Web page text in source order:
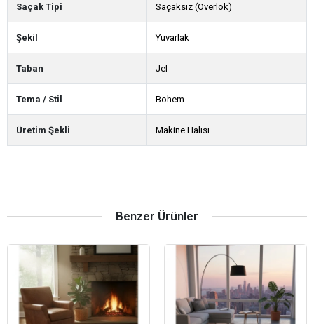
Saçak Tipi Saçaksız (Overlok)
Şekil Yuvarlak
Taban Jel
Tema / Stil Bohem
Üretim Şekli Makine Halısı
Benzer Ürünler